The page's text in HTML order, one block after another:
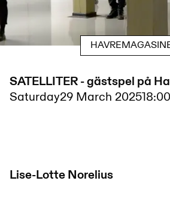
SATELLITER - gästspel på
Saturday29 March 202518:00
Lise-Lotte Norelius